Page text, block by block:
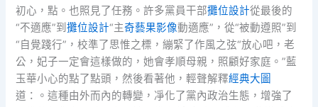
初心，點。也照見了任務。許多黨員干部攤位設計從最後的
“不適應”到攤位設計“主奇藝果影像動適應”，從“被動遵照”到
“自覺踐行”，校準了思惟之標，繃緊了作風之弦“放心吧，老
公，妃子一定會這樣做的，她會孝順母親，照顧好家庭。”藍
玉華小心的點了點頭，然後看著他，輕聲解釋經典大圖
道：。這種由外而內的轉變，凈化了黨內政治生態，增強了